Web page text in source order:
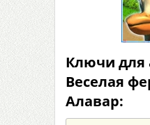
Ключи для
Веселая
Алавар: